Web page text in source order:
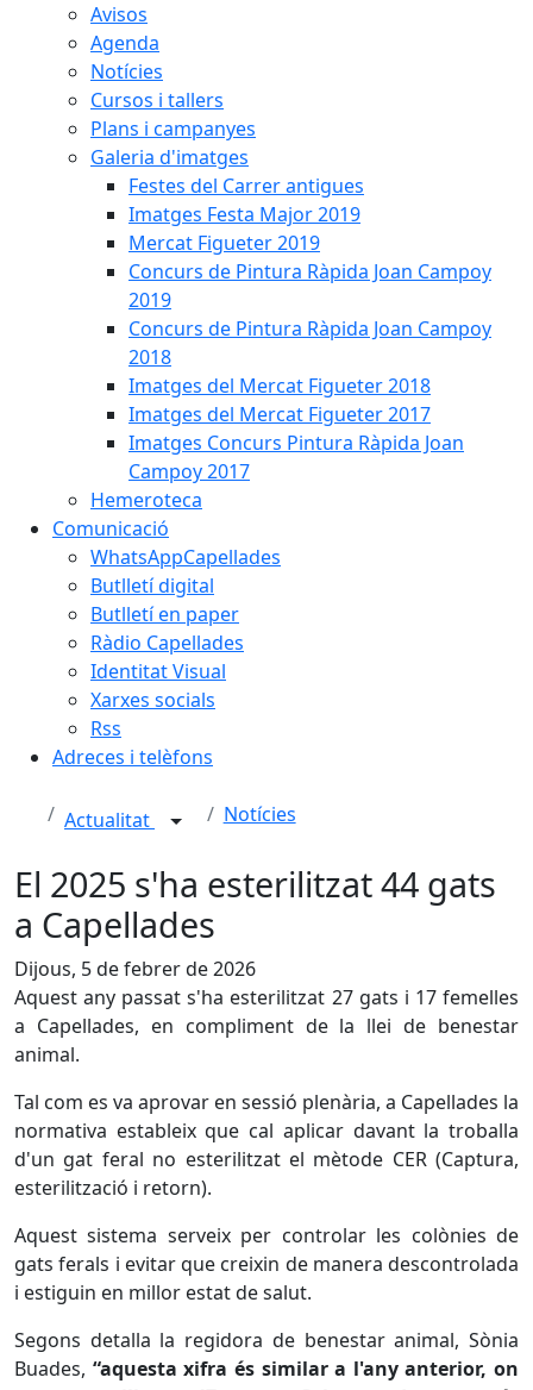
Avisos
Agenda
Notícies
Cursos i tallers
Plans i campanyes
Galeria d'imatges
Festes del Carrer antigues
Imatges Festa Major 2019
Mercat Figueter 2019
Concurs de Pintura Ràpida Joan Campoy
2019
Concurs de Pintura Ràpida Joan Campoy
2018
Imatges del Mercat Figueter 2018
Imatges del Mercat Figueter 2017
Imatges Concurs Pintura Ràpida Joan
Campoy 2017
Hemeroteca
Comunicació
WhatsAppCapellades
Butlletí digital
Butlletí en paper
Ràdio Capellades
Identitat Visual
Xarxes socials
Rss
Adreces i telèfons
Actualitat Notícies
El 2025 s'ha esterilitzat 44 gats
a Capellades
Dijous, 5 de febrer de 2026
Aquest any passat s'ha esterilitzat 27 gats i 17 femelles
a Capellades, en compliment de la llei de benestar
animal.
Tal com es va aprovar en sessió plenària, a Capellades la
normativa estableix que cal aplicar davant la troballa
d'un gat feral no esterilitzat el mètode CER (Captura,
esterilització i retorn).
Aquest sistema serveix per controlar les colònies de
gats ferals i evitar que creixin de manera descontrolada
i estiguin en millor estat de salut.
Segons detalla la regidora de benestar animal, Sònia
Buades, “aquesta xifra és similar a l'any anterior, on